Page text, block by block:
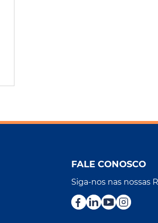
FALE CONOSCO
Siga-nos nas nossas